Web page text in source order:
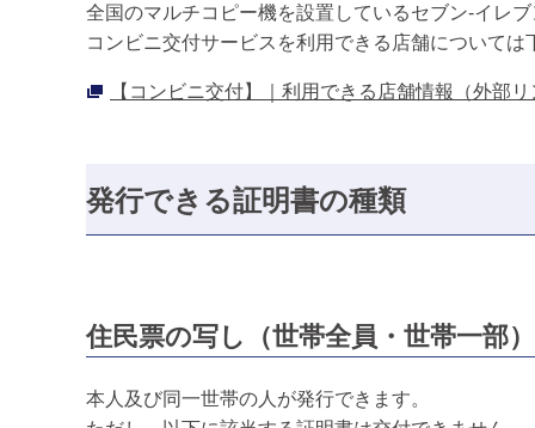
全国のマルチコピー機を設置しているセブン‐イレ
コンビニ交付サービスを利用できる店舗について
【コンビニ交付】｜利用できる店舗情報（外部
発行できる証明書の種類
住民票の写し（世帯全員・世帯一
本人及び同一世帯の人が発行できます。